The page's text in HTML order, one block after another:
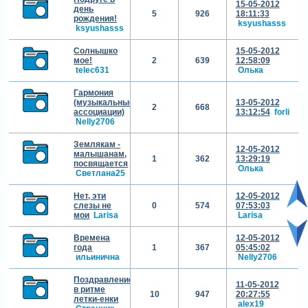
день
рождения!
ksyushasss
5 926
15-05-2012
18:11:33
ksyushasss
Солнышко
мое!
telec631
2 639
15-05-2012
12:58:09
Олька
Гармония
(музыкальные
ассоциации)
Nelly2706
2 668
13-05-2012
13:12:54 forli
Землякам -
малышанам,
посвящается
Светлана25
1 362
12-05-2012
13:29:19
Олька
Нет, эти
слезы не
мои Larisa
0 574
12-05-2012
07:53:03
Larisa
Времена
года
ильинична
1 367
12-05-2012
05:45:02
Nelly2706
Поздравление
в ритме
летки-енки
10 947
11-05-2012
20:27:55
alex19